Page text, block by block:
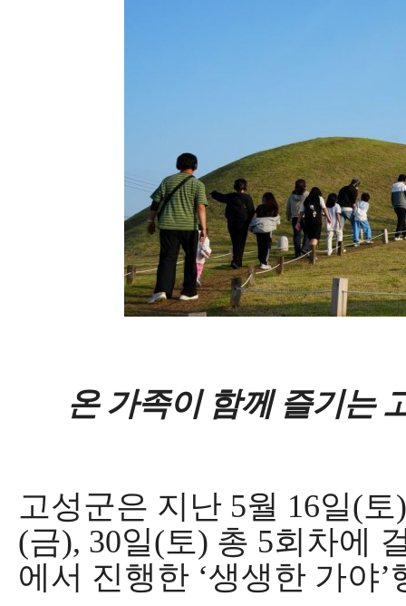
온 가족이 함께 즐기는
고성군은 지난 5월 16일(토
(금), 30일(토) 총 5회차에
에서 진행한 ‘생생한 가야’